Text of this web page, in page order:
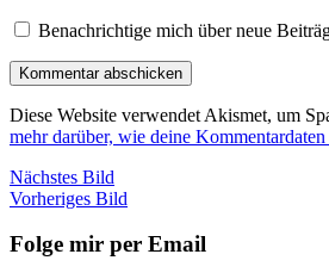
Benachrichtige mich über neue
Diese Website verwendet Akismet, um
mehr darüber, wie deine
Nächstes Bild
Vorheriges Bild
Folge mir per Email